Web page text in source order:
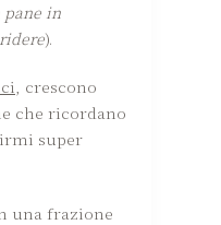
pane in
).
, crescono
che ricordano
super
una frazione